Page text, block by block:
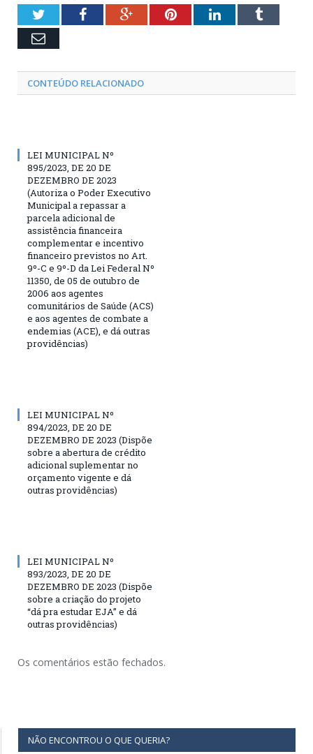
TwitterFacebookGoogle+PinterestLinkedInTumblr
Email
CONTEÚDO RELACIONADO
LEI MUNICIPAL Nº
895/2023, DE 20 DE
DEZEMBRO DE 2023
(Autoriza o Poder Executivo
Municipal a repassar a
parcela adicional de
assistência financeira
complementar e incentivo
financeiro previstos no Art.
9º-C e 9º-D da Lei Federal Nº
11350, de 05 de outubro de
2006 aos agentes
comunitários de Saúde (ACS)
e aos agentes de combate a
endemias (ACE), e dá outras
providências)
LEI MUNICIPAL Nº
894/2023, DE 20 DE
DEZEMBRO DE 2023 (Dispõe
sobre a abertura de crédito
adicional suplementar no
orçamento vigente e dá
outras providências)
LEI MUNICIPAL Nº
893/2023, DE 20 DE
DEZEMBRO DE 2023 (Dispõe
sobre a criação do projeto
“dá pra estudar EJA” e dá
outras providências)
Os comentários estão fechados.
NÃO ENCONTROU O QUE QUERIA?